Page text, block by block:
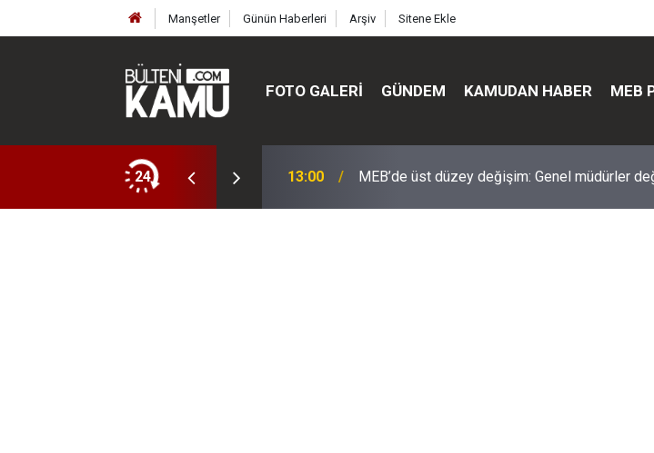
Manşetler Günün Haberleri Arşiv Sitene Ekle
FOTO GALERI GÜNDEM KAMUDAN HABER MEB
24
ve enstitüler kuruldu, bazıları kapatıldı 13:00 MEB’de üst düzey değişim: Genel müdürler